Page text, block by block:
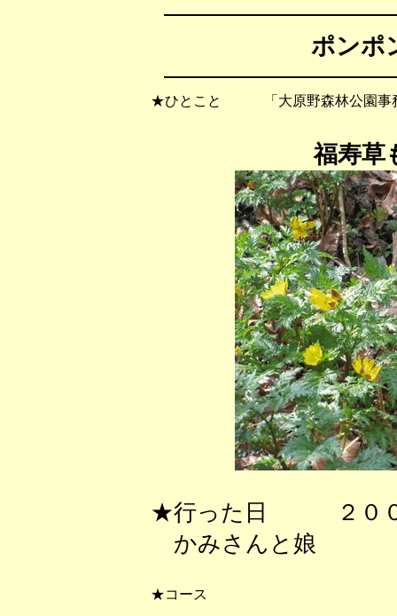
ポンポ
★ひとこと 「大原野森林公園事務
福寿草
★行った日 ２００
かみさんと娘
★コース